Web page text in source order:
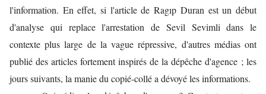
l'information. En effet, si l'article de Ragıp Duran est un début
d'analyse qui replace l'arrestation de Sevil Sevimli dans le
contexte plus large de la vague répressive, d'autres médias ont
publié des articles fortement inspirés de la dépêche d'agence ; les
jours suivants, la manie du copié-collé a dévoyé les informations.